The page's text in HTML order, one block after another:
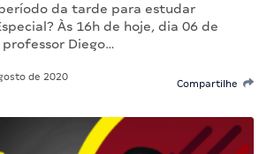
da tarde para estudar
Às 16h de hoje, dia 06 de
Diego…
de 2020
Compartilhe